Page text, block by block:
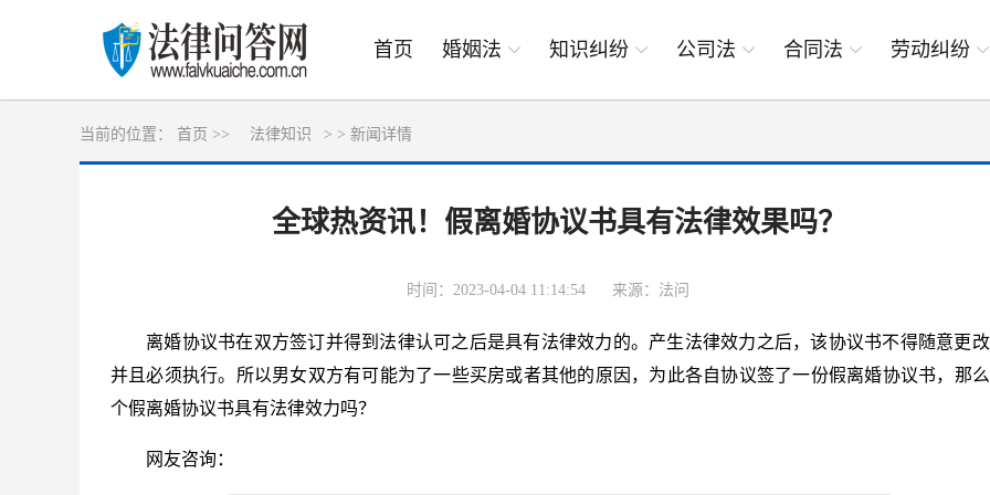
首页 婚姻法 知识纠纷 公司法 合同法 劳动纠纷
当前的位置： 首页 >> 法律知识 > > 新闻详情
全球热资讯！假离婚协议书具有法律效果吗？
时间：2023-04-04 11:14:54 来源：法问
离婚协议书在双方签订并得到法律认可之后是具有法律效力的。产生法律效力之后，该协议书不得随意更
并且必须执行。所以男女双方有可能为了一些买房或者其他的原因，为此各自协议签了一份假离婚协议书，那
个假离婚协议书具有法律效力吗？
网友咨询：